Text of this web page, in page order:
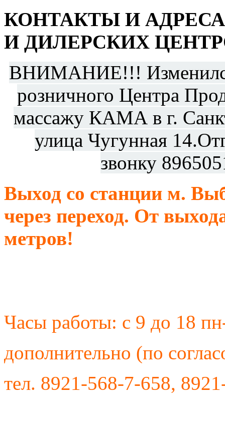
КОНТАКТЫ И
И ДИЛЕРСКИХ
ВНИМАНИЕ!!! Изменился
розничного Центра
массажу КАМА в г.
улица Чугунная
звонку
Выход со станции м.
через переход. От
метров!
Часы работы: с 9 до 18
дополнительно (по
тел. 8921-568-7-658,